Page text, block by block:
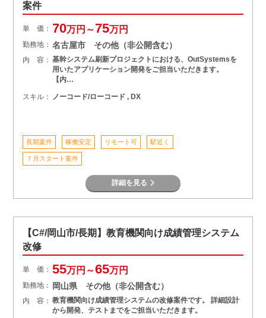
案件
単 価： 70万円～75万円
勤務地： 名古屋市 その他（非公開含む）
内 容： 基幹システム刷新プロジェクトにおける、OutSystemsを
用いたアプリケーション開発をご担当いただきます。
【内…
スキル： ノーコード/ローコード , DX
長期案件 稼働安定 リモート可 駅近く
７月スタート案件
詳細を見る
【C#/岡山市/長期】教育機関向け成績管理システム
改修
単 価： 55万円～65万円
勤務地： 岡山県 その他（非公開含む）
内 容： 教育機関向け成績管理システムの改修案件です。 詳細設計
から開発、テストまでをご担当いただきます。